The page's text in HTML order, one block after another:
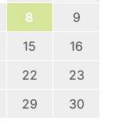
8
9
15
16
22
23
29
30